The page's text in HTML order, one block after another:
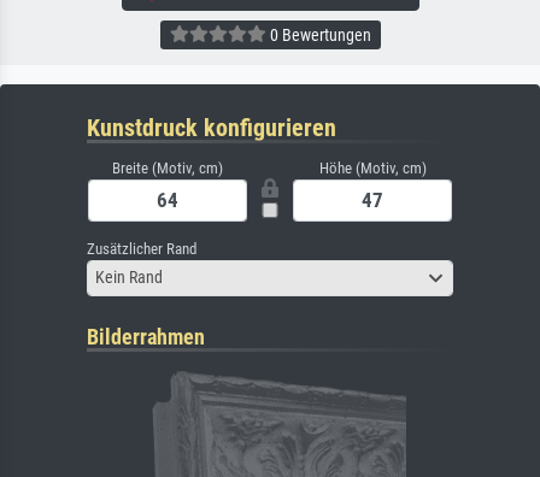
0 Bewertungen
Kunstdruck konfigurieren
Breite (Motiv, cm) Höhe (Motiv, cm)
Zusätzlicher Rand
Kein Rand
Bilderrahmen